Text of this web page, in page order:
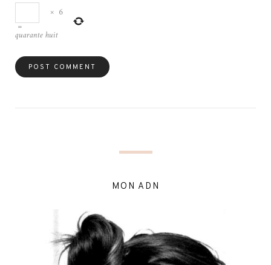
× 6
=
quarante huit
MON ADN